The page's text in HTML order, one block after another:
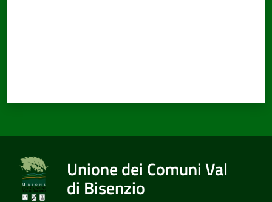
Unione dei Comuni Val
di Bisenzio